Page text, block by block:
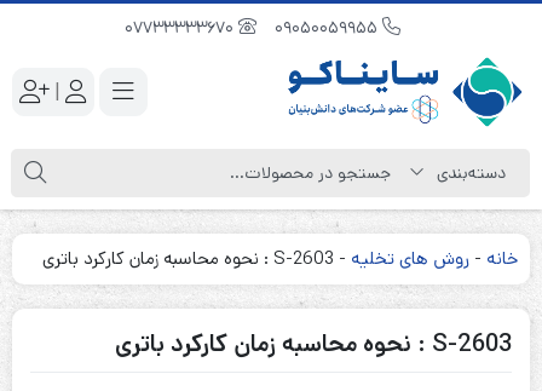
|
خانه - روش های تخلیه - S-2603 : نحوه محاسبه زمان کارکرد باتری
S-2603 : نحوه محاسبه زمان کارکرد باتری